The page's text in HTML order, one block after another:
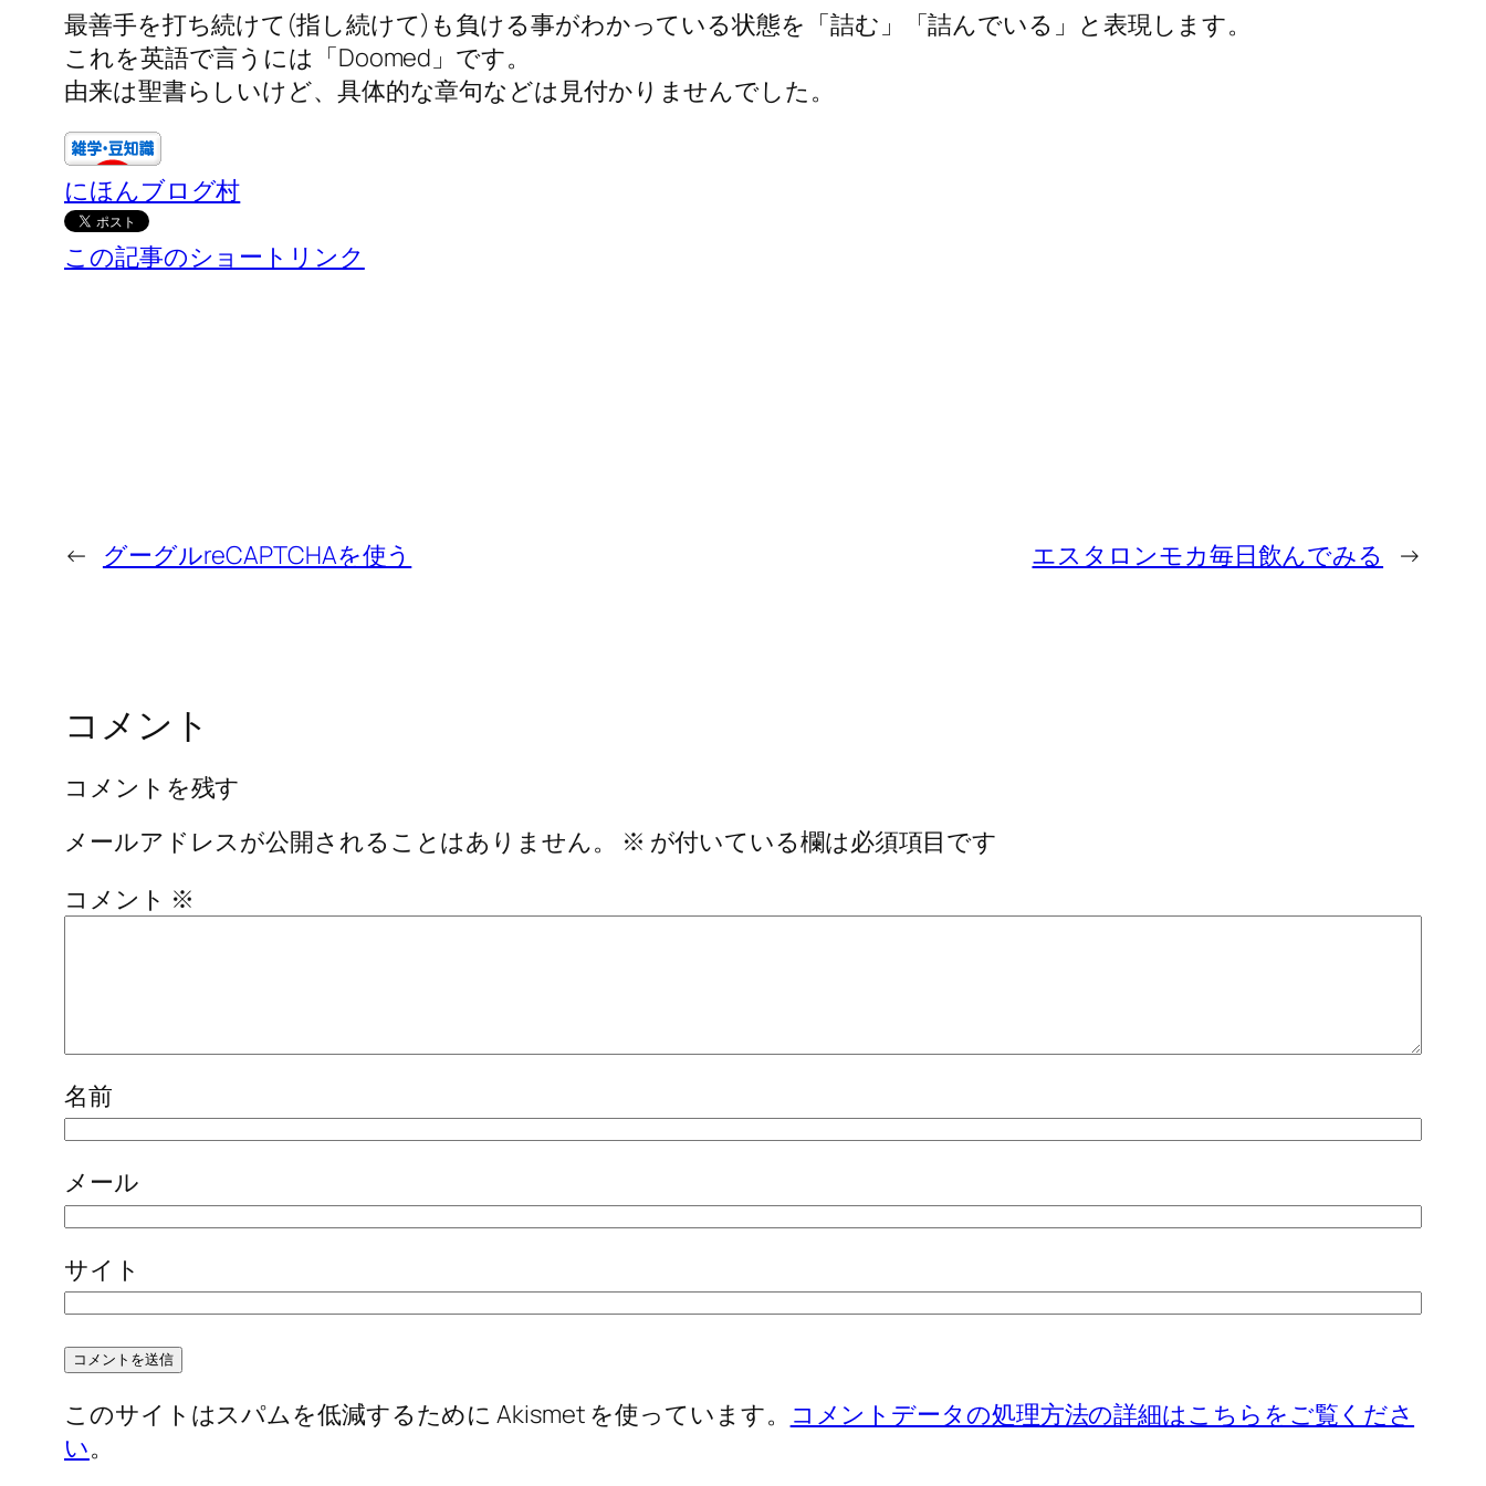
最善手を打ち続けて(指し続けて)も負ける事がわかっている状態を「詰む」「詰んでいる」と表現します。
これを英語で言うには「Doomed」です。
由来は聖書らしいけど、具体的な章句などは見付かりませんでした。
にほんブログ村
この記事のショートリンク
← グーグルreCAPTCHAを使う エスタロンモカ毎日飲んでみる →
コメント
コメントを残す
メールアドレスが公開されることはありません。
※ が付いている欄は必須項目です
コメント ※
名前
メール
サイト
このサイトはスパムを低減するために Akismet を使っています。 コメントデータの処理方法の詳細はこちらをご覧くださ
い。